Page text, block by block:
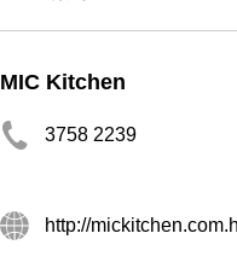
MIC Kitchen
3758 2239
http://